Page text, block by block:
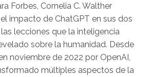
Forbes, Cornelia C. Walther
impacto de ChatGPT en sus dos
lecciones que la inteligencia
sobre la humanidad. Desde
noviembre de 2022 por OpenAI,
múltiples aspectos de la